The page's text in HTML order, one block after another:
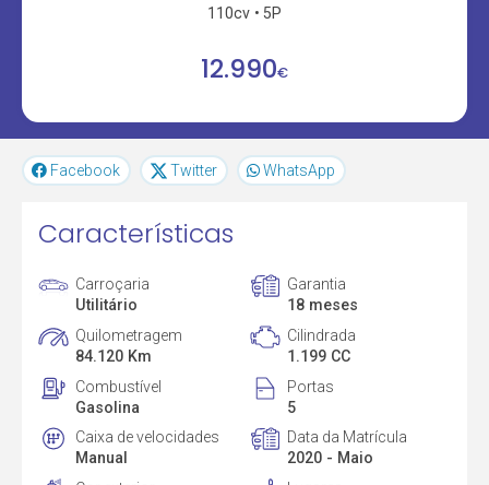
110cv
5P
12.990€
Facebook Twitter WhatsApp
Características
Carroçaria
Utilitário
Garantia
18 meses
Quilometragem
84.120 Km
Cilindrada
1.199 CC
Combustível
Gasolina
Portas
5
Caixa de velocidades
Manual
Data da Matrícula
2020 - Maio